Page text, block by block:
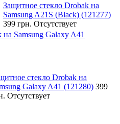
Защитное стекло Drobak на
Samsung A21S (Black) (121277)
399 грн. Отсутствует
Samsung Galaxy A41
стекло Drobak на
Galaxy A41 (121280) 399
Отсутствует